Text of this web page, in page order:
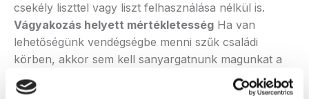
csekély liszttel vagy liszt felhasználása nélkül is.
Vágyakozás helyett mértékletesség Ha van
lehetőségünk vendégségbe menni szűk családi
körben, akkor sem kell sanyargatnunk magunkat a
sütemények láttán. Egy szelet sütemény vagy kenyér
elfogyasztása az étel mellé ne keltsen bűntudatot,